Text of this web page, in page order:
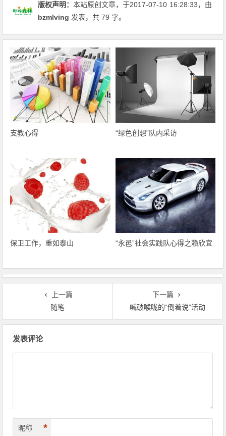
版权声明：本站原创文章，于2017-07-10 16:28:33，由
bzmlving 发表，共 79 字。
支教心得 “绿色创想”队内采访
保卫工作，重如泰山 “永邑”社会实践队心得之赖欣宜
上一篇
随笔
下一篇
喊破喉咙的“倒着说”活动
发表评论
昵称 *